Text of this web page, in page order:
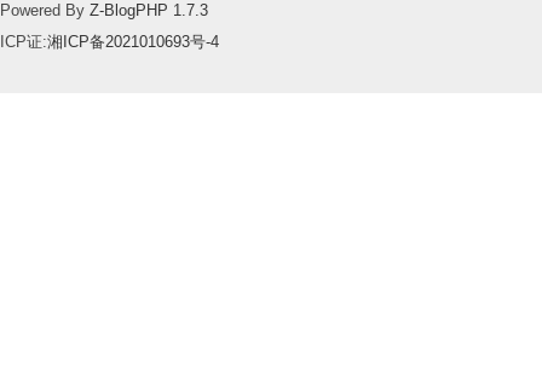
Powered By Z-BlogPHP 1.7.3
ICP证:湘ICP备2021010693号-4